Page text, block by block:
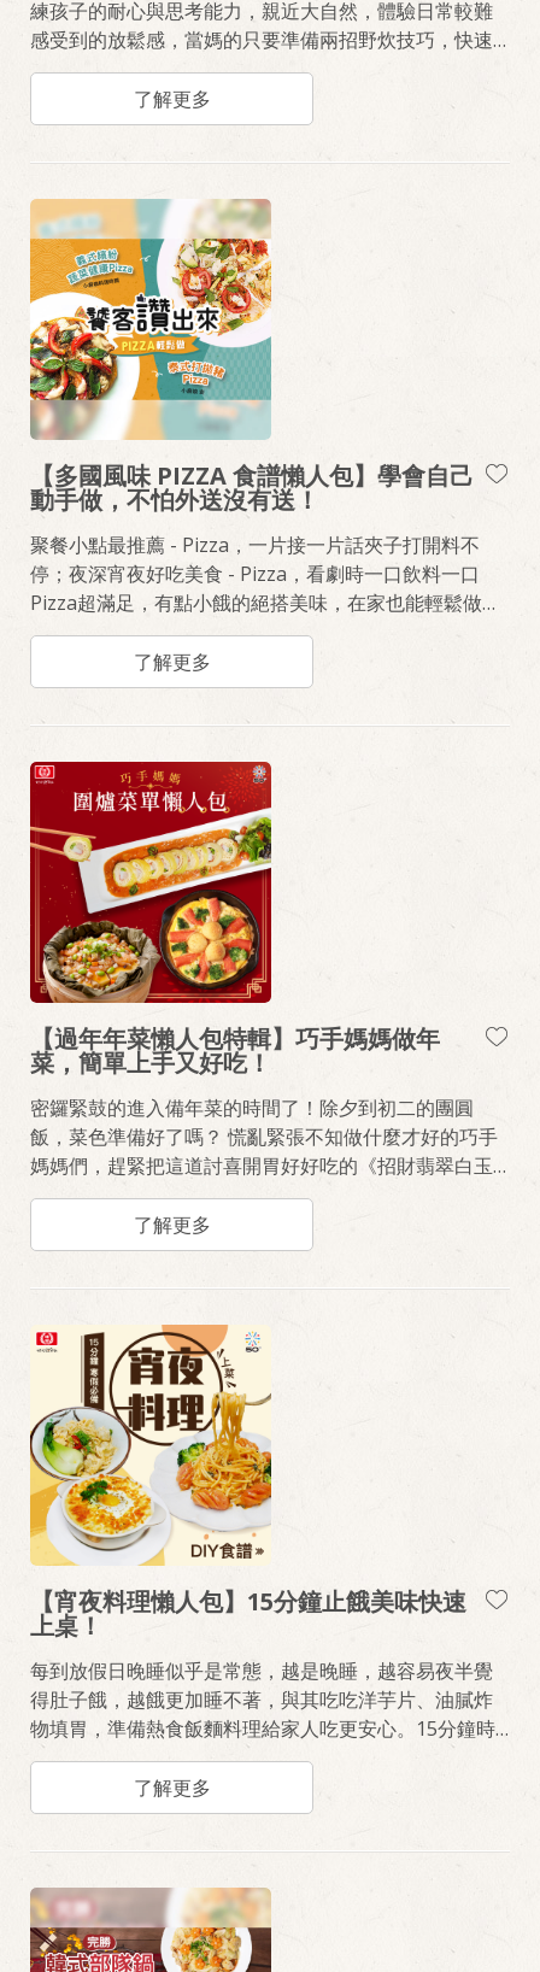
練孩子的耐心與思考能力，親近大自然，體驗日常較難
感受到的放鬆感，當媽的只要準備兩招野炊技巧，快速
完成午餐、下午茶、晚餐，坐在躺椅上笑看寶貝們盡情
奔跑。心動想帶孩子們外出走走了嗎？筆記拿出來，寫
下《泰式打拋豬肉捲餅》和《義式起司番茄餃》的食材
與作法，衝一波量販通路，就能準備出發嚕！！
了解更多
【多國風味 PIZZA 食譜懶人包】學會自己
動手做，不怕外送沒有送！
聚餐小點最推薦 - Pizza，一片接一片話夾子打開料不
停；夜深宵夜好吃美食 - Pizza，看劇時一口飲料一口
Pizza超滿足，有點小餓的絕搭美味，在家也能輕鬆做！
喜歡蔬食滿點的清爽滋味，請吃《義式繽紛蔬菜健康
Pizza》，熱愛重口味的味覺饗宴，請選《泰式打拋豬
Pizza》，兩種風味Pizza怎麼做，不藏私的教大家！
了解更多
【過年年菜懶人包特輯】巧手媽媽做年
菜，簡單上手又好吃！
密鑼緊鼓的進入備年菜的時間了！除夕到初二的團圓
飯，菜色準備好了嗎？ 慌亂緊張不知做什麼才好的巧手
媽媽們，趕緊把這道討喜開胃好好吃的《招財翡翠白玉
卷》、《蒸海鮮荷葉豆腐》、《錦鯉戲珠烘蛋》年菜作
法學起來。 醬汁使用桂冠百搭料理醬、桂冠芙蓉豆腐、
各式桂冠火鍋料、火鍋餃製作，三兩下大菜就上桌！
了解更多
【宵夜料理懶人包】15分鐘止餓美味快速
上桌！
每到放假日晚睡似乎是常態，越是晚睡，越容易夜半覺
得肚子餓，越餓更加睡不著，與其吃吃洋芋片、油膩炸
物填胃，準備熱食飯麵料理給家人吃更安心。15分鐘時
間，使用輕鬆料理飯麵系列、桂冠火鍋料，完成暖胃美
味的快速料理《蕃茄肉醬起司腸義大利麵》、《奶油培
根焗蛋義大利麵》、《紅油抄手麵佐貢丸魚蛋湯》。
了解更多